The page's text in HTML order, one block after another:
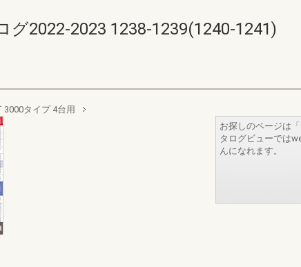
2022-2023 1238-1239(1240-1241)
3000タイプ 4台用
お探しのページは
タログビューでは
んになれます。